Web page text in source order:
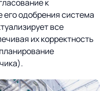
к
одобрения система
все
их корректность